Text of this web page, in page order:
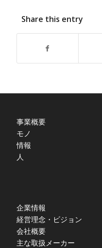
Share this entry
事業概要
モノ
情報
人
企業情報
経営理念・ビジョン
会社概要
主な取扱メーカー